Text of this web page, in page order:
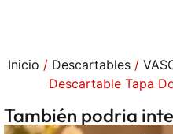
Inicio / Descartables /
Descartable Tapa
También podria